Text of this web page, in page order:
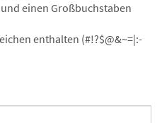
einen Großbuchstaben
enthalten (#!?$@&~=|:-